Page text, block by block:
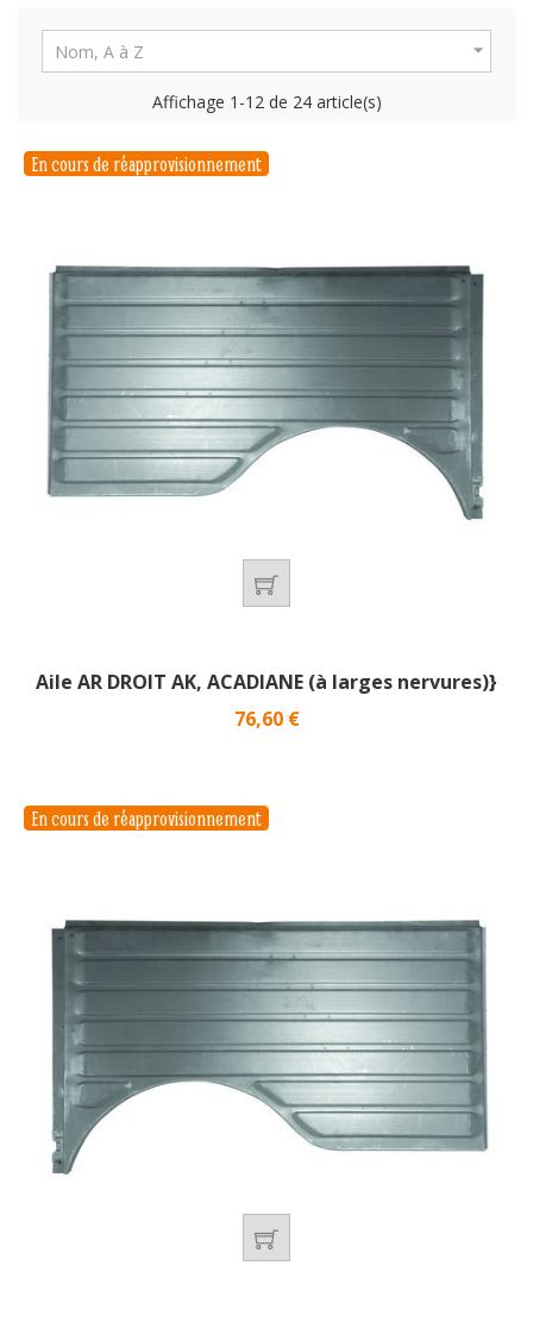
Nom, A à Z 
Affichage 1-12 de 24 article(s)
Aile AR DROIT AK, ACADIANE (à larges nervures)}
Prix
76,60 €
En cours de réapprovisionnement
En cours de réapprovisionnement